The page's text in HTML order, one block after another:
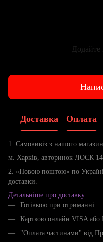
Додайте
Доставка Оплата
1. Самовивіз з нашого
м. Харків, авторинок ЛОСК 14
2. «Новою поштою» по
доставки.
Детальніше про доставку
Готівкою при отриманні
Карткою онлайн VISA або
"Оплата частинами" від